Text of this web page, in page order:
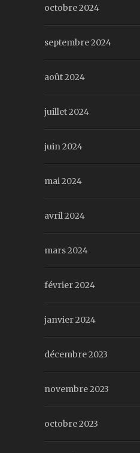
octobre 2024
septembre 2024
août 2024
juillet 2024
juin 2024
mai 2024
avril 2024
mars 2024
février 2024
janvier 2024
décembre 2023
novembre 2023
octobre 2023